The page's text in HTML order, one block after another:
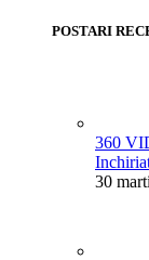
POSTARI
360
30